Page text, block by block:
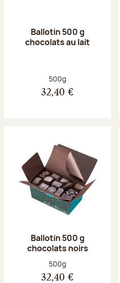
Ballotin 500 g
chocolats au lait
Poids net :
500g
32,40 €
Ballotin 500 g
chocolats noirs
Poids net :
500g
32,40 €